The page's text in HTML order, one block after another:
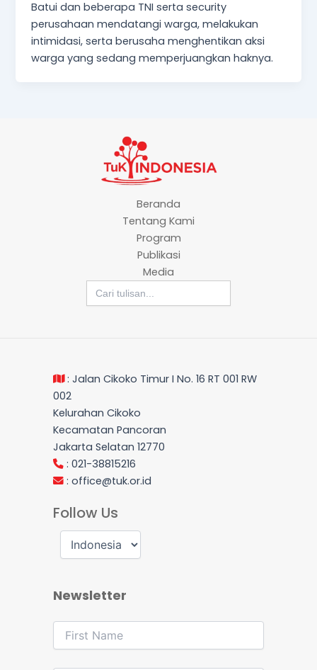
Batui dan beberapa TNI serta security
perusahaan mendatangi warga, melakukan
intimidasi, serta berusaha menghentikan aksi
warga yang sedang memperjuangkan haknya.
Beranda
Tentang Kami
Program
Publikasi
Media
Search
for:
: Jalan Cikoko Timur I No. 16 RT 001 RW
002
Kelurahan Cikoko
Kecamatan Pancoran
Jakarta Selatan 12770
: 021-38815216
: office@tuk.or.id
Follow Us
Newsletter